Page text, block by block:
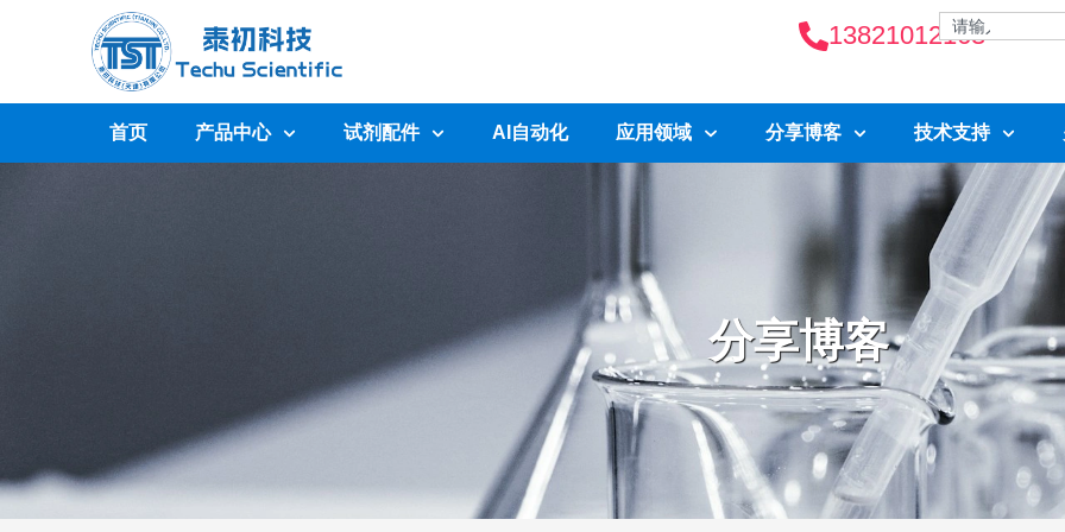
13821012163
首页 产品中心 试剂配件 AI自动化 应用领域 分享博客 技术支持
分享博客